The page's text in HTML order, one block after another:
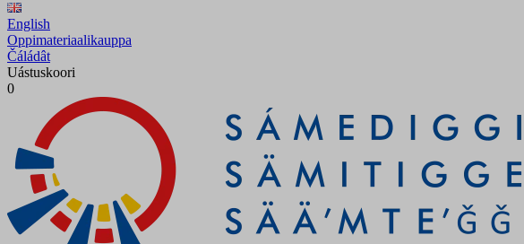
English
Oppimateriaalikauppa
Čáládât
Uástuskoori
0